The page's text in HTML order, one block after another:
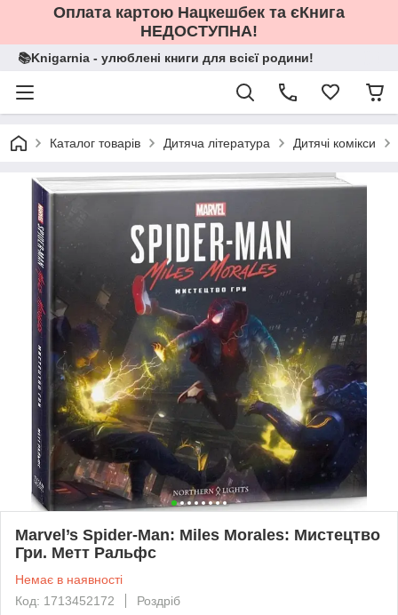
Оплата картою Нацкешбек та єКнига
НЕДОСТУПНА!
📚Knigarnia - улюблені книги для всієї родини!
Каталог товарів Дитяча література Дитячі комікси
Marvel’s Spider-Man: Miles Morales: Мистецтво
Гри. Метт Ральфс
Немає в наявності
Код: 1713452172
Роздріб